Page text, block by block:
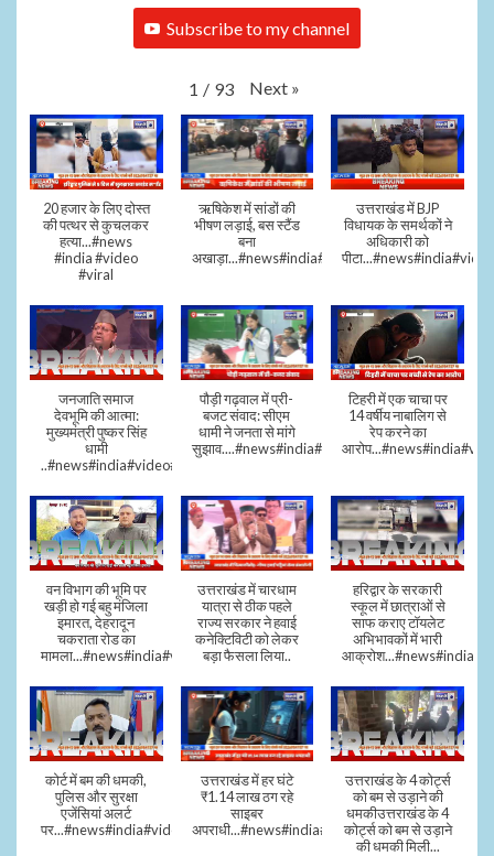
Subscribe to my channel
1 / 93 Next »
20 हजार के लिए दोस्त
की पत्थर से कुचलकर
हत्या...#news
#india #video
#viral
ऋषिकेश में सांडों की
भीषण लड़ाई, बस स्टैंड
बना
अखाड़ा...#news#india#video#viral
उत्तराखंड में BJP
विधायक के समर्थकों ने
अधिकारी को
जनजाति समाज
देवभूमि की आत्मा:
मुख्यमंत्री पुष्कर सिंह
धामी
..#news#india#video#viral
पौड़ी गढ़वाल में प्री-
बजट संवाद: सीएम
धामी ने जनता से मांगे
सुझाव....#news#india#video#viral
टिहरी में एक चाचा पर
14 वर्षीय नाबालिग से
रेप करने का
वन विभाग की भूमि पर
खड़ी हो गई बहु मंजिला
इमारत, देहरादून
चकराता रोड का
मामला...#news#india#video
उत्तराखंड में चारधाम
यात्रा से ठीक पहले
राज्य सरकार ने हवाई
कनेक्टिविटी को लेकर
बड़ा फैसला लिया..
हरिद्वार के सरकारी
स्कूल में छात्राओं से
साफ कराए टॉयलेट
अभिभावकों में भारी
आक्रोश...#news#india
कोर्ट में बम की धमकी,
पुलिस और सुरक्षा
एजेंसियां अलर्ट
पर...#news#india#video#viral
उत्तराखंड में हर घंटे
₹1.14 लाख ठग रहे
साइबर
अपराधी...#news#india#video#viral
उत्तराखंड के 4 कोर्ट्स
को बम से उड़ाने की
धमकीउत्तराखंड के 4
कोर्ट्स को बम से उड़ाने
की धमकी मिली...